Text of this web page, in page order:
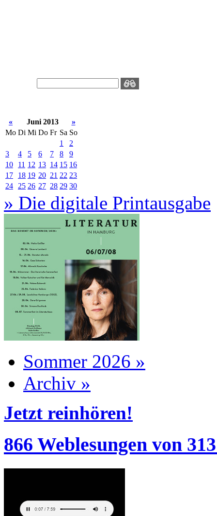
« Juni 2013
»
Mo Di Mi Do Fr Sa So
1
2
3
4 5 6 7 8
9
10
11 12 13 14 15 16
17
18 19 20 21 22 23
24
25 26 27 28 29 30
» Die digitale Printausgabe
Sommer 2026 »
Archiv »
Jetzt reinhören!
866 Weblesungen von